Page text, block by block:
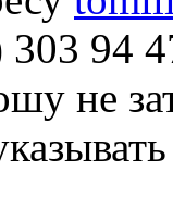
94
не